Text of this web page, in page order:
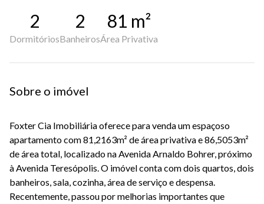
2
Dormitórios
2
Banheiros
81 m²
Área Privativa
Sobre o imóvel
Foxter Cia Imobiliária oferece para venda um espaçoso
apartamento com 81,2163m² de área privativa e 86,5053m²
de área total, localizado na Avenida Arnaldo Bohrer, próximo
à Avenida Teresópolis. O imóvel conta com dois quartos, dois
banheiros, sala, cozinha, área de serviço e despensa.
Recentemente, passou por melhorias importantes que